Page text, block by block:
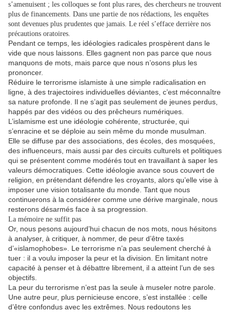
s’amenuisent ; les colloques se font plus rares, des chercheurs ne trouvent
plus de financements. Dans une partie de nos rédactions, les enquêtes
sont devenues plus prudentes que jamais. Le réel s’efface derrière nos
précautions oratoires.
Pendant ce temps, les idéologies radicales prospèrent dans le
vide que nous laissons. Elles gagnent non pas parce que nous
manquons de mots, mais parce que nous n’osons plus les
prononcer.
Réduire le terrorisme islamiste à une simple radicalisation en
ligne, à des trajectoires individuelles déviantes, c’est méconnaître
sa nature profonde. Il ne s’agit pas seulement de jeunes perdus,
happés par des vidéos ou des prêcheurs numériques.
L’islamisme est une idéologie cohérente, structurée, qui
s’enracine et se déploie au sein même du monde musulman.
Elle se diffuse par des associations, des écoles, des mosquées,
des influenceurs, mais aussi par des circuits culturels et politiques
qui se présentent comme modérés tout en travaillant à saper les
valeurs démocratiques. Cette idéologie avance sous couvert de
religion, en prétendant défendre les croyants, alors qu’elle vise à
imposer une vision totalisante du monde. Tant que nous
continuerons à la considérer comme une dérive marginale, nous
resterons désarmés face à sa progression.
La mémoire ne suffit pas
Or, nous pesons aujourd’hui chacun de nos mots, nous hésitons
à analyser, à critiquer, à nommer, de peur d’être taxés
d’«islamophobes». Le terrorisme n’a pas seulement cherché à
tuer : il a voulu imposer la peur et la division. En limitant notre
capacité à penser et à débattre librement, il a atteint l’un de ses
objectifs.
La peur du terrorisme n’est pas la seule à museler notre parole.
Une autre peur, plus pernicieuse encore, s’est installée : celle
d’être confondus avec les extrêmes. Nous redoutons les